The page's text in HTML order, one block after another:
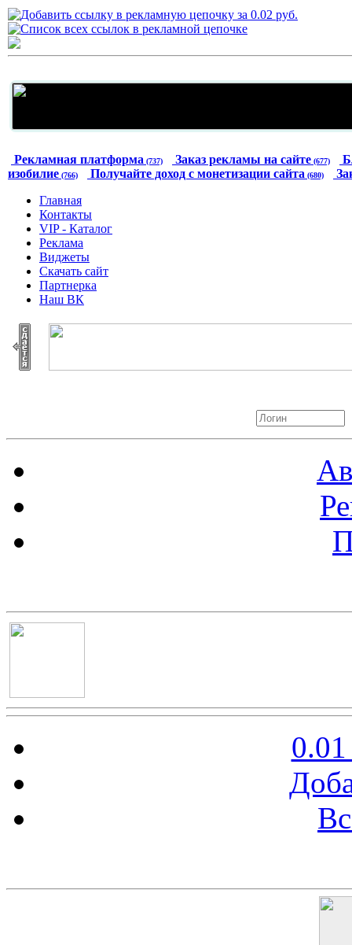
Рекламная платформа (737) Заказ рекламы на сайте (677)
изобилие (766) Получайте доход с монетизации сайта (680)
Главная
Контакты
VIP - Каталог
Реклама
Виджеты
Скачать сайт
Партнерка
Наш ВК